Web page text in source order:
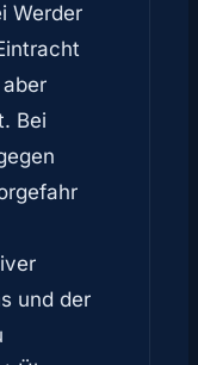
Werder
Bei
und der